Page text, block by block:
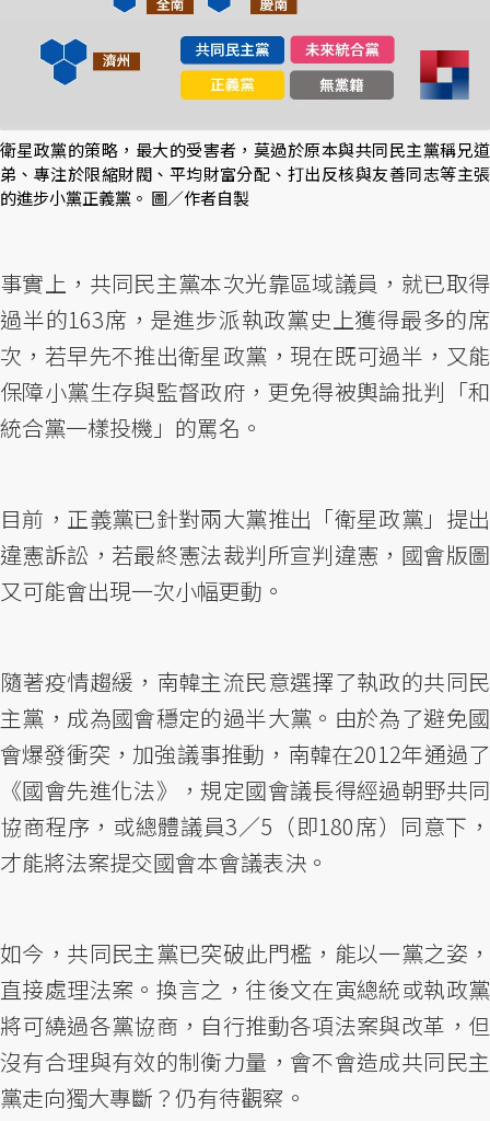
衛星政黨的策略，最大的受害者，莫過於原本與共同民主黨稱兄道
弟、專注於限縮財閥、平均財富分配、打出反核與友善同志等主張
的進步小黨正義黨。 圖／作者自製
事實上，共同民主黨本次光靠區域議員，就已取得
過半的163席，是進步派執政黨史上獲得最多的席
次，若早先不推出衛星政黨，現在既可過半，又能
保障小黨生存與監督政府，更免得被輿論批判「和
統合黨一樣投機」的罵名。
目前，正義黨已針對兩大黨推出「衛星政黨」提出
違憲訴訟，若最終憲法裁判所宣判違憲，國會版圖
又可能會出現一次小幅更動。
隨著疫情趨緩，南韓主流民意選擇了執政的共同民
主黨，成為國會穩定的過半大黨。由於為了避免國
會爆發衝突，加強議事推動，南韓在2012年通過了
《國會先進化法》，規定國會議長得經過朝野共同
協商程序，或總體議員3／5（即180席）同意下，
才能將法案提交國會本會議表決。
如今，共同民主黨已突破此門檻，能以一黨之姿，
直接處理法案。換言之，往後文在寅總統或執政黨
將可繞過各黨協商，自行推動各項法案與改革，但
沒有合理與有效的制衡力量，會不會造成共同民主
黨走向獨大專斷？仍有待觀察。